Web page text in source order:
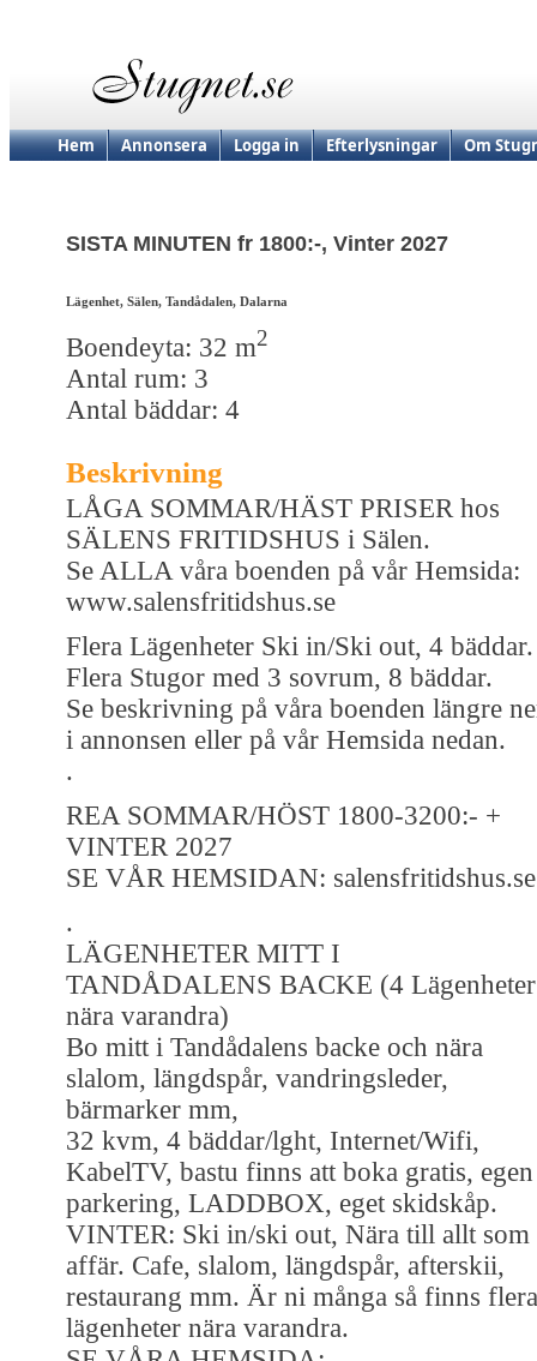
Hem Annonsera Logga in Efterlysningar Om
SISTA MINUTEN fr 1800:-, Vinter 2027
Lägenhet, Sälen, Tandådalen, Dalarna
Boendeyta: 32 m2
Antal rum: 3
Antal bäddar: 4
Beskrivning
LÅGA SOMMAR/HÄST PRISER hos
SÄLENS FRITIDSHUS i Sälen.
Se ALLA våra boenden på vår Hemsida:
www.salensfritidshus.se
Flera Lägenheter Ski in/Ski out, 4 bäddar.
Flera Stugor med 3 sovrum, 8 bäddar.
Se beskrivning på våra boenden längre
i annonsen eller på vår Hemsida nedan.
.
REA SOMMAR/HÖST 1800-3200:- +
VINTER 2027
SE VÅR HEMSIDAN: salensfritidshus.se
.
LÄGENHETER MITT I
TANDÅDALENS BACKE (4 Lägenheter
nära varandra)
Bo mitt i Tandådalens backe och nära
slalom, längdspår, vandringsleder,
bärmarker mm,
32 kvm, 4 bäddar/lght, Internet/Wifi,
KabelTV, bastu finns att boka gratis, egen
parkering, LADDBOX, eget skidskåp.
VINTER: Ski in/ski out, Nära till allt som
affär. Cafe, slalom, längdspår, afterskii,
restaurang mm. Är ni många så finns flera
lägenheter nära varandra.